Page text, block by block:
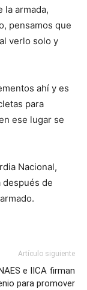
la armada,
pensamos que
verlo solo y
ahí y es
para
ese lugar se
Nacional,
después de
Artículo siguiente
e IICA firman
para promover